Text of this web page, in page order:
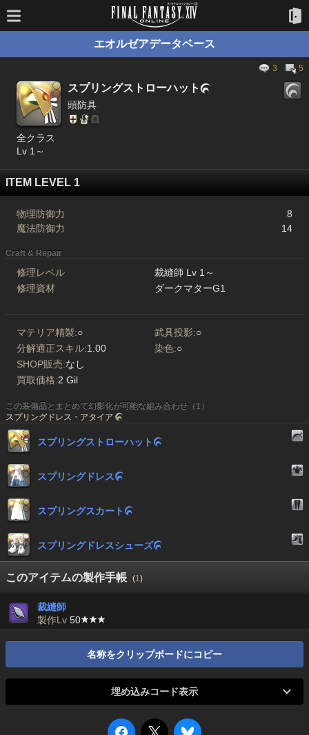
エオルゼアデータベース
3 5
スプリングストローハット
頭防具
全クラス
Lv 1～
ITEM LEVEL 1
物理防御力
8
魔法防御力
14
Craft & Repair
修理レベル
裁縫師 Lv 1～
修理資材
ダークマターG1
マテリア精製:○ 武具投影:○
分解適正スキル:1.00 染色:○
SHOP販売:なし
買取価格:2 Gil
この装備品とまとめて幻影化が可能な組み合わせ（1）
スプリングドレス・アタイア 
スプリングストローハット
スプリングドレス
スプリングスカート
スプリングドレスシューズ
このアイテムの製作手帳 (1)
裁縫師
製作Lv 50
名称をクリップボードにコピー
埋め込みコード表示